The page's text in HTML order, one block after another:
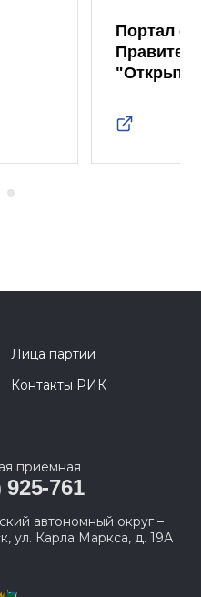
Портал
Лица партии
Контакты РИК
приемная
925-761
автономный округ –
ул. Карла Маркса, д. 19А